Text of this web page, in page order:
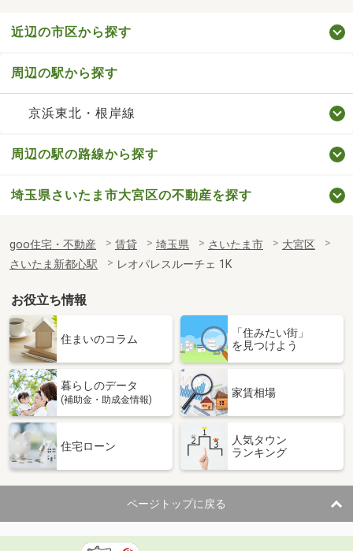
近辺の市区から探す
周辺の駅から探す
京浜東北・根岸線
周辺の駅の路線から探す
埼玉県さいたま市大宮区の不動産を探す
goo住宅・不動産 賃貸 埼玉県 さいたま市
大宮区
さいたま新都心駅
レオパレスルーチェ 1K
お役立ち情報
住まいのコラム
「住みたい街」
を見つけよう
暮らしのデータ
(補助金・助成金情報)
家賃相場
住宅ローン
人気タウン
ランキング
ページトップに戻る